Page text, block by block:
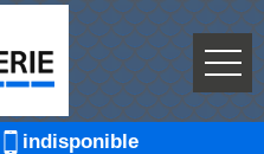
indisponible